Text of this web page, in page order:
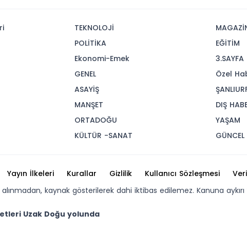
TEKNOLOJİ
POLİTİKA
Ekonomi-Emek
GENEL
ASAYİŞ
MANŞET
ORTADOĞU
KÜLTÜR -SANAT
EĞİTİM
3.SAYFA
Özel
DIŞ
YAŞAM
GÜNCEL
Yayın İlkeleri Kurallar Gizlilik Kullanıcı Sözleşmesi
kaynak gösterilerek dahi iktibas edilemez. Kanuna
Uzak Doğu yolunda